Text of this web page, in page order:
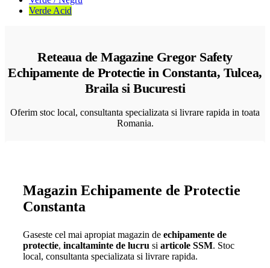
Verde Acid
Reteaua de Magazine Gregor Safety
Echipamente de Protectie in Constanta, Tulcea,
Braila si Bucuresti
Oferim stoc local, consultanta specializata si livrare rapida in toata
Romania.
Magazin Echipamente de Protectie
Constanta
Gaseste cel mai apropiat magazin deechipamente de
protectie,incaltaminte de lucru siarticole SSM. Stoc
local, consultanta specializata si livrare rapida.